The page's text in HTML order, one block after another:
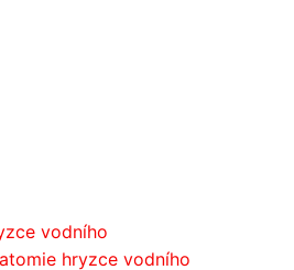
vodního
hryzce vodního